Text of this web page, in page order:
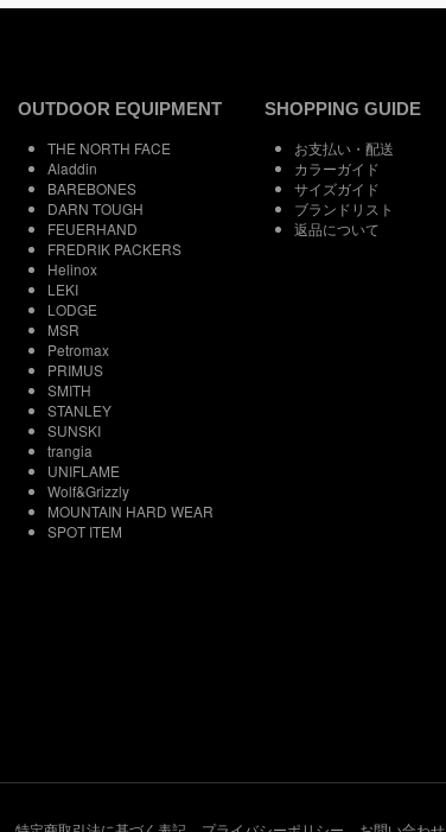
OUTDOOR EQUIPMENT
THE NORTH FACE
Aladdin
BAREBONES
DARN TOUGH
FEUERHAND
FREDRIK PACKERS
Helinox
LEKI
LODGE
MSR
Petromax
PRIMUS
SMITH
STANLEY
SUNSKI
trangia
UNIFLAME
Wolf&Grizzly
MOUNTAIN HARD WEAR
SPOT ITEM
SHOPPING GUIDE
お支払い・配送
カラーガイド
サイズガイド
ブランドリスト
返品について